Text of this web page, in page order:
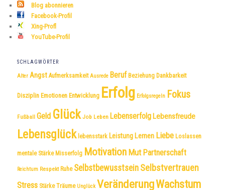
Blog abonnieren
Facebook-Profil
Xing-Profl
YouTube-Profil
SCHLAGWÖRTER
Alter Angst Aufmerksamkeit Ausrede Beruf Beziehung Dankbarkeit
Disziplin Emotionen Entwicklung Erfolg Erfolgsregeln Fokus
Fußball Geld Glück Job Leben Lebenserfolg Lebensfreude
Lebensglück lebensstark Leistung Lernen Liebe Loslassen
mentale Stärke Misserfolg Motivation Mut Partnerschaft
Reichtum Respekt Ruhe Selbstbewusstsein Selbstvertrauen
Stress Stärke Träume Unglück VeränderungWachstum